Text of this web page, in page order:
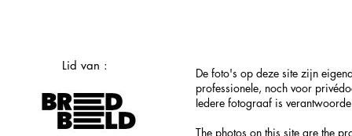
Lid van :
De foto's op deze site zijn
professionele, noch voor
Iedere fotograaf is
The photos on this site are the